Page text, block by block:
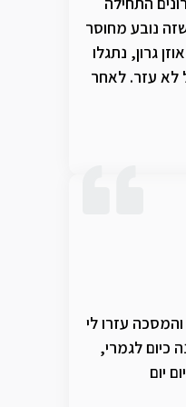
נובע מחוסר
גרון, נתגלו
לא עזר. לאחר
בחום!!
עזרו לי
כיום לגמרי,
יום